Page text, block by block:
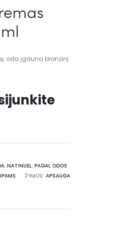
oda įgauna bronzinį
, NATINUEL, PAGAL ODOS
ŽYMOS: APSAUGA